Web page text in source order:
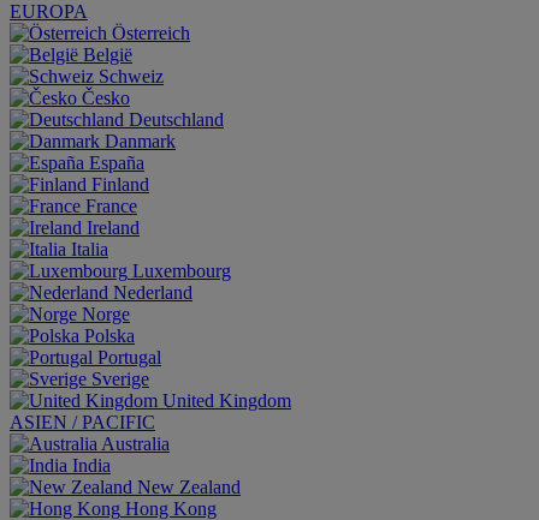
EUROPA
Österreich
België
Schweiz
Česko
Deutschland
Danmark
España
Finland
France
Ireland
Italia
Luxembourg
Nederland
Norge
Polska
Portugal
Sverige
United Kingdom
ASIEN / PACIFIC
Australia
India
New Zealand
Hong Kong